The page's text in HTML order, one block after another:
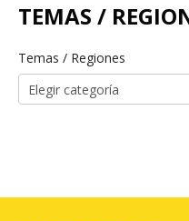
TEMAS /
Temas / Regiones